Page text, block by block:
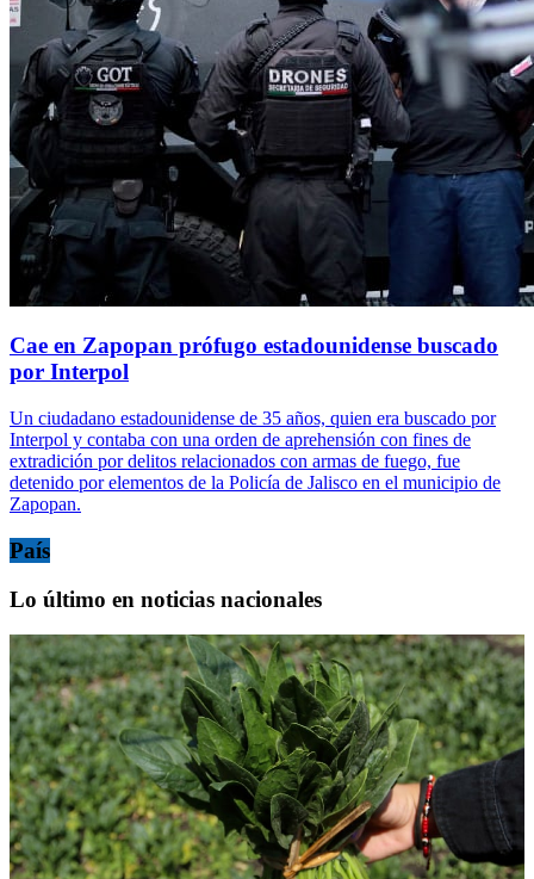
Cae en Zapopan prófugo estadounidense buscado
por Interpol
Un ciudadano estadounidense de 35 años, quien era buscado por
Interpol y contaba con una orden de aprehensión con fines de
extradición por delitos relacionados con armas de fuego, fue
detenido por elementos de la Policía de Jalisco en el municipio de
Zapopan.
País
Lo último en noticias nacionales